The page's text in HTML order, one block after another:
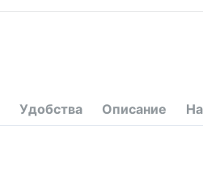
Удобства Описание